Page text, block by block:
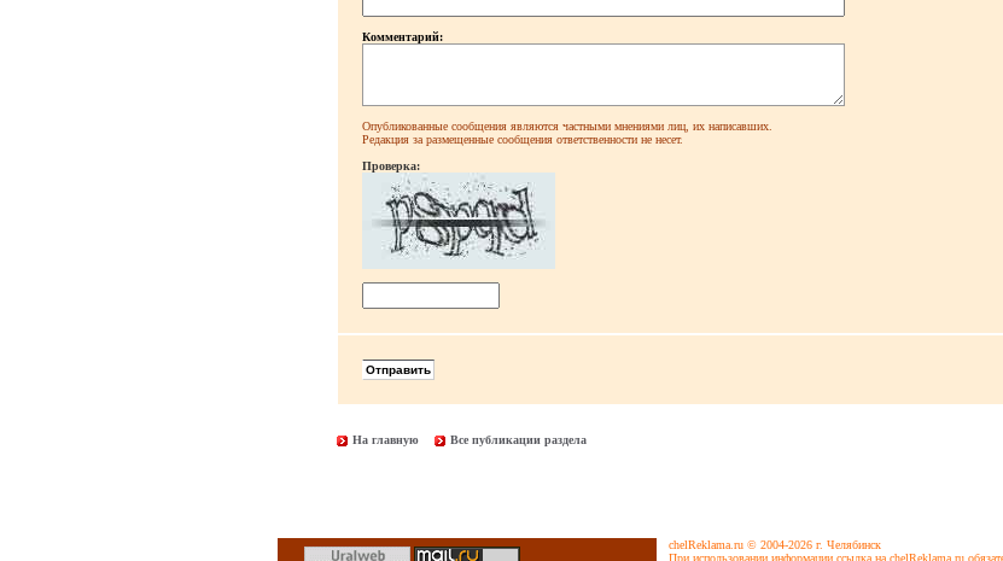
Комментарий:
Опубликованные сообщения являются частными мнениями лиц, их написавших.
Редакция за размещенные сообщения ответственности не несет.
Проверка:
На главную Все публикации раздела
chelReklama.ru © 2004-2026 г. Челябинск
При использовании информации ссылка на chelReklama.ru